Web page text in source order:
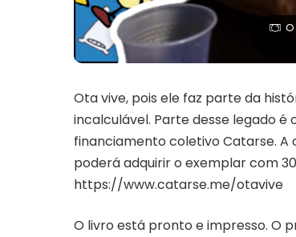
O
Ota vive, pois ele faz parte da
incalculável. Parte desse legado
financiamento coletivo Catarse.
poderá adquirir o exemplar com
https://www.catarse.me/otavive
O livro está pronto e impresso. O